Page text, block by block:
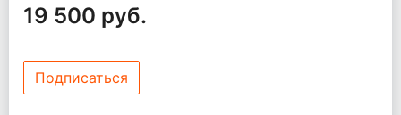
19 500 руб.
Подписаться